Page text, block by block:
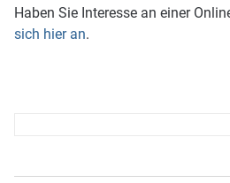
Haben Sie Interesse an einer
sich hier an.